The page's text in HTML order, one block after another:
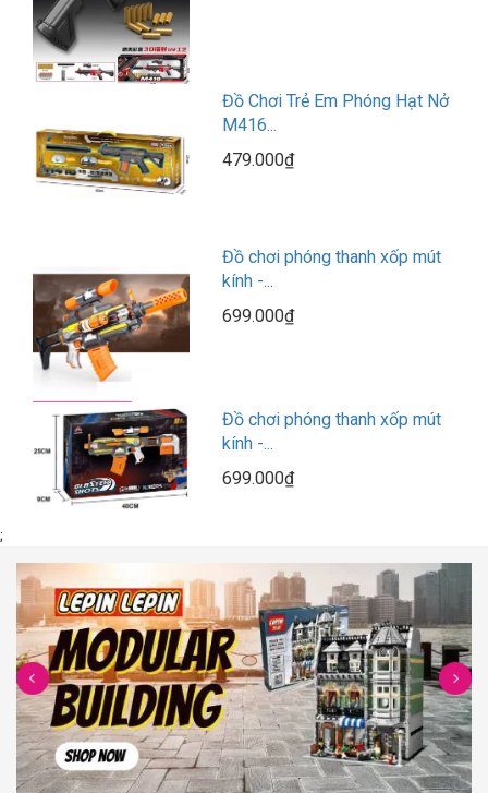
Đồ Chơi Trẻ Em Phóng Hạt Nở
M416...
479.000₫
Đồ chơi phóng thanh xốp mút
kính -...
699.000₫
Đồ chơi phóng thanh xốp mút
kính -...
699.000₫
;